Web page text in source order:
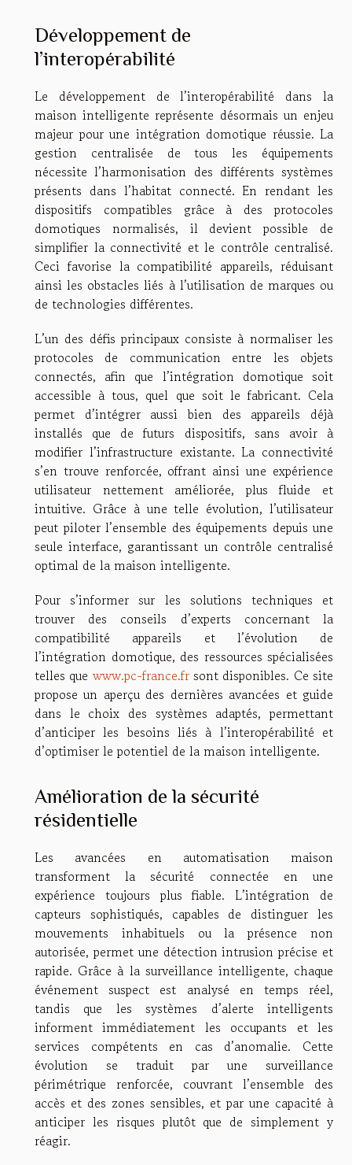
Développement de
l’interopérabilité
Le développement de l’interopérabilité dans la
maison intelligente représente désormais un enjeu
majeur pour une intégration domotique réussie. La
gestion centralisée de tous les équipements
nécessite l’harmonisation des différents systèmes
présents dans l’habitat connecté. En rendant les
dispositifs compatibles grâce à des protocoles
domotiques normalisés, il devient possible de
simplifier la connectivité et le contrôle centralisé.
Ceci favorise la compatibilité appareils, réduisant
ainsi les obstacles liés à l’utilisation de marques ou
de technologies différentes.
L’un des défis principaux consiste à normaliser les
protocoles de communication entre les objets
connectés, afin que l’intégration domotique soit
accessible à tous, quel que soit le fabricant. Cela
permet d’intégrer aussi bien des appareils déjà
installés que de futurs dispositifs, sans avoir à
modifier l’infrastructure existante. La connectivité
s’en trouve renforcée, offrant ainsi une expérience
utilisateur nettement améliorée, plus fluide et
intuitive. Grâce à une telle évolution, l’utilisateur
peut piloter l’ensemble des équipements depuis une
seule interface, garantissant un contrôle centralisé
optimal de la maison intelligente.
Pour s’informer sur les solutions techniques et
trouver des conseils d’experts concernant la
compatibilité appareils et l’évolution de
l’intégration domotique, des ressources spécialisées
telles que www.pc-france.frsont disponibles. Ce site
propose un aperçu des dernières avancées et guide
dans le choix des systèmes adaptés, permettant
d’anticiper les besoins liés à l’interopérabilité et
d’optimiser le potentiel de la maison intelligente.
Amélioration de la sécurité
résidentielle
Les avancées en automatisation maison
transforment la sécurité connectée en une
expérience toujours plus fiable. L’intégration de
capteurs sophistiqués, capables de distinguer les
mouvements inhabituels ou la présence non
autorisée, permet une détection intrusion précise et
rapide. Grâce à la surveillance intelligente, chaque
événement suspect est analysé en temps réel,
tandis que les systèmes d’alerte intelligents
informent immédiatement les occupants et les
services compétents en cas d’anomalie. Cette
évolution se traduit par une surveillance
périmétrique renforcée, couvrant l’ensemble des
accès et des zones sensibles, et par une capacité à
anticiper les risques plutôt que de simplement y
réagir.